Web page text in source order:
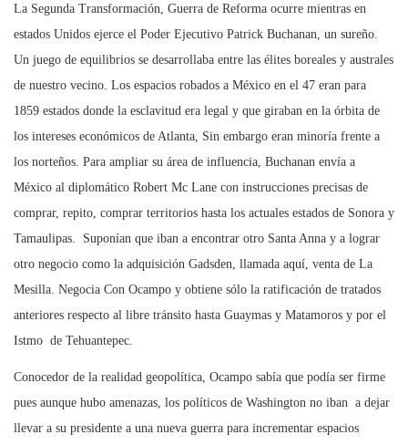
La Segunda Transformación, Guerra de Reforma ocurre mientras en
estados Unidos ejerce el Poder Ejecutivo Patrick Buchanan, un sureño.
Un juego de equilibrios se desarrollaba entre las élites boreales y australes
de nuestro vecino. Los espacios robados a México en el 47 eran para
1859 estados donde la esclavitud era legal y que giraban en la órbita de
los intereses económicos de Atlanta, Sin embargo eran minoría frente a
los norteños. Para ampliar su área de influencia, Buchanan envía a
México al diplomático Robert Mc Lane con instrucciones precisas de
comprar, repito, comprar territorios hasta los actuales estados de Sonora y
Tamaulipas. Suponían que iban a encontrar otro Santa Anna y a lograr
otro negocio como la adquisición Gadsden, llamada aquí, venta de La
Mesilla. Negocia Con Ocampo y obtiene sólo la ratificación de tratados
anteriores respecto al libre tránsito hasta Guaymas y Matamoros y por el
Istmo de Tehuantepec.
Conocedor de la realidad geopolítica, Ocampo sabía que podía ser firme
pues aunque hubo amenazas, los políticos de Washington no iban a dejar
llevar a su presidente a una nueva guerra para incrementar espacios